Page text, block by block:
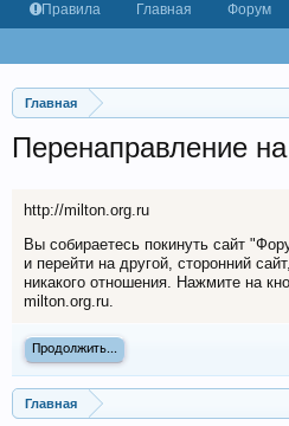
Главная
Перенаправление
http://milton.org.ru
Вы собираетесь покинуть сайт
и перейти на другой, сторонний
никакого отношения. Нажмите на
milton.org.ru.
Продолжить...
Главная
Правила Главная Форум